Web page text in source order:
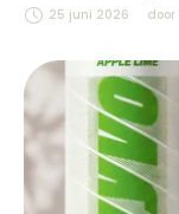
25 juni 2026 door